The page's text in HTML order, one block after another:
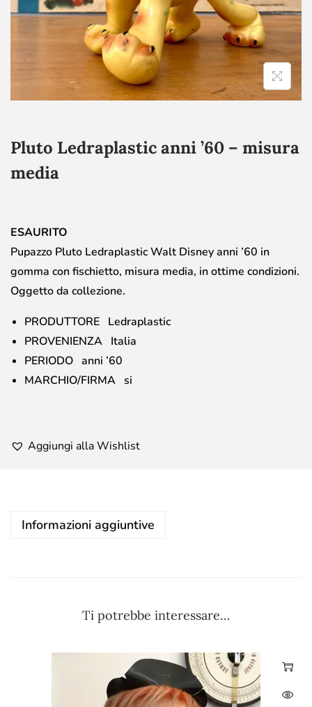
Pluto Ledraplastic anni ’60 – misura
media
ESAURITO
Pupazzo Pluto Ledraplastic Walt Disney anni ’60 in
gomma con fischietto, misura media, in ottime condizioni.
Oggetto da collezione.
PRODUTTORE Ledraplastic
PROVENIENZA Italia
PERIODO anni ’60
MARCHIO/FIRMA si
Aggiungi alla Wishlist
Informazioni aggiuntive
Ti potrebbe interessare…